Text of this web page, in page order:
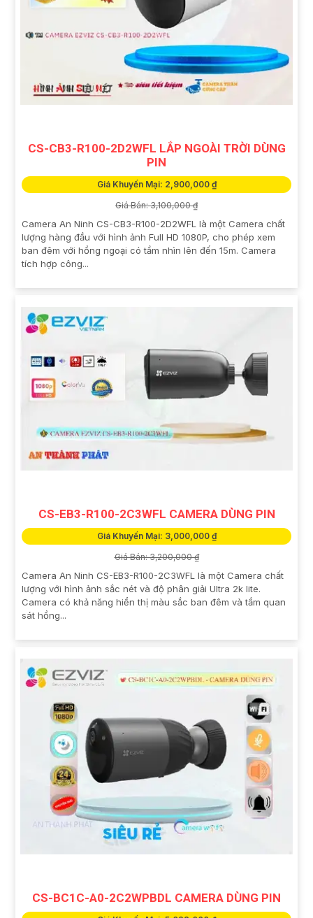
CS-CB3-R100-2D2WFL LẮP NGOÀI TRỜI DÙNG
PIN
Giá Khuyến Mại: 2,900,000 ₫
Giá Bán: 3,100,000 ₫
Camera An Ninh CS-CB3-R100-2D2WFL là một Camera chất
lượng hàng đầu với hình ảnh Full HD 1080P, cho phép xem
ban đêm với hồng ngoại có tầm nhìn lên đến 15m. Camera
tích hợp công...
CS-EB3-R100-2C3WFL CAMERA DÙNG PIN
Giá Khuyến Mại: 3,000,000 ₫
Giá Bán: 3,200,000 ₫
Camera An Ninh CS-EB3-R100-2C3WFL là một Camera chất
lượng với hình ảnh sắc nét và độ phân giải Ultra 2k lite.
Camera có khả năng hiển thị màu sắc ban đêm và tầm quan
sát hồng...
CS-BC1C-A0-2C2WPBDL CAMERA DÙNG PIN